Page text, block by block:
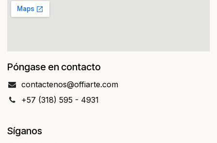
Póngase en contacto
contact​​enos@offiarte.com
+57 (318) 595 - 4931
Síganos